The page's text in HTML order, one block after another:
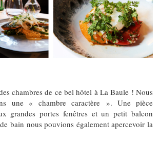
chambres de ce bel hôtel à La Baule ! Nous
une « chambre caractère ». Une pièce
grandes portes fenêtres et un petit balcon
bain nous pouvions également apercevoir la